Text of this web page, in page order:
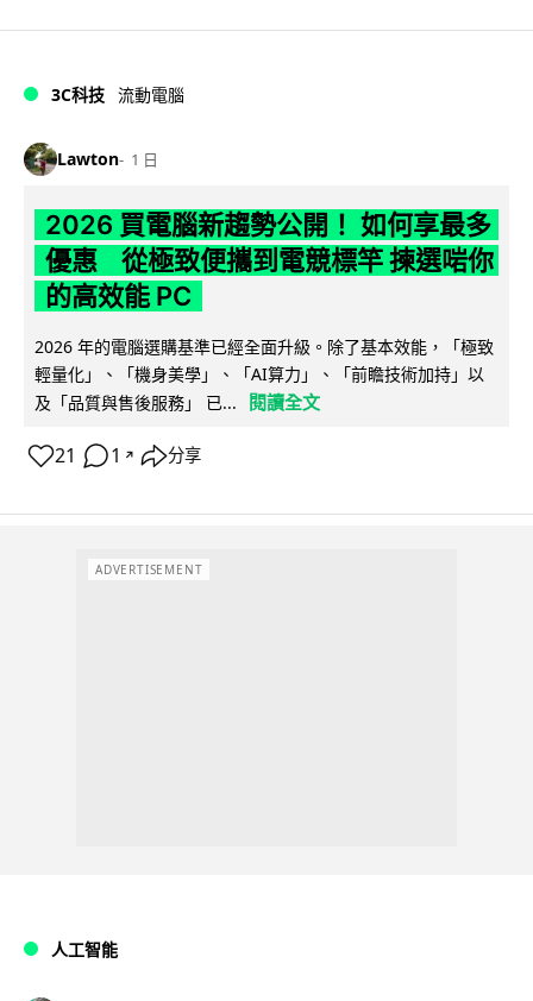
3C科技 流動電腦
Lawton 1 日
2026 買電腦新趨勢公開！ 如何享最多
優惠 從極致便攜到電競標竿 揀選啱你
的高效能 PC
2026 年的電腦選購基準已經全面升級。除了基本效能，「極致
輕量化」、「機身美學」、「AI算力」、「前瞻技術加持」以
及「品質與售後服務」 已...
閱讀全文
21 1 ↗ 分享
ADVERTISEMENT
人工智能